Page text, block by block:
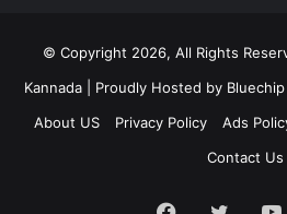
© Copyright 2026, All Rights
Kannada| Proudly Hosted by
About US
Privacy Policy Ads
Contact Us